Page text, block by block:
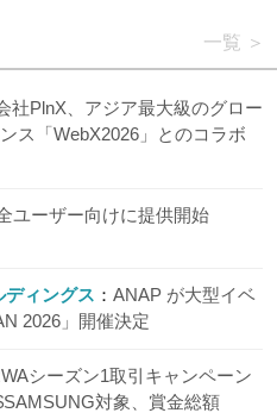
一覧
社PlnX、アジア最大級のグロー
ス「WebX2026」とのコラボ
ユーザー向けに提供開始
ィングス
ANAP が大型イベ
2026」開催決定
シーズン1取引キャンペーン
対象、賞金総額